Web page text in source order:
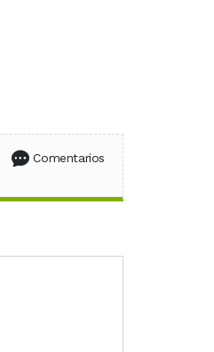
en Facebook
en X (Twitter)
en WhatsApp
Comentarios